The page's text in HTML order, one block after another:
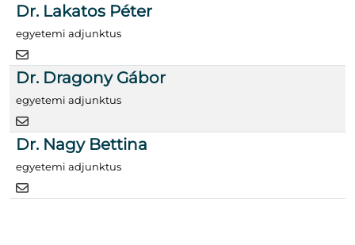
Dr. Lakatos Péter
egyetemi adjunktus
Dr. Dragony Gábor
egyetemi adjunktus
Dr. Nagy Bettina
egyetemi adjunktus